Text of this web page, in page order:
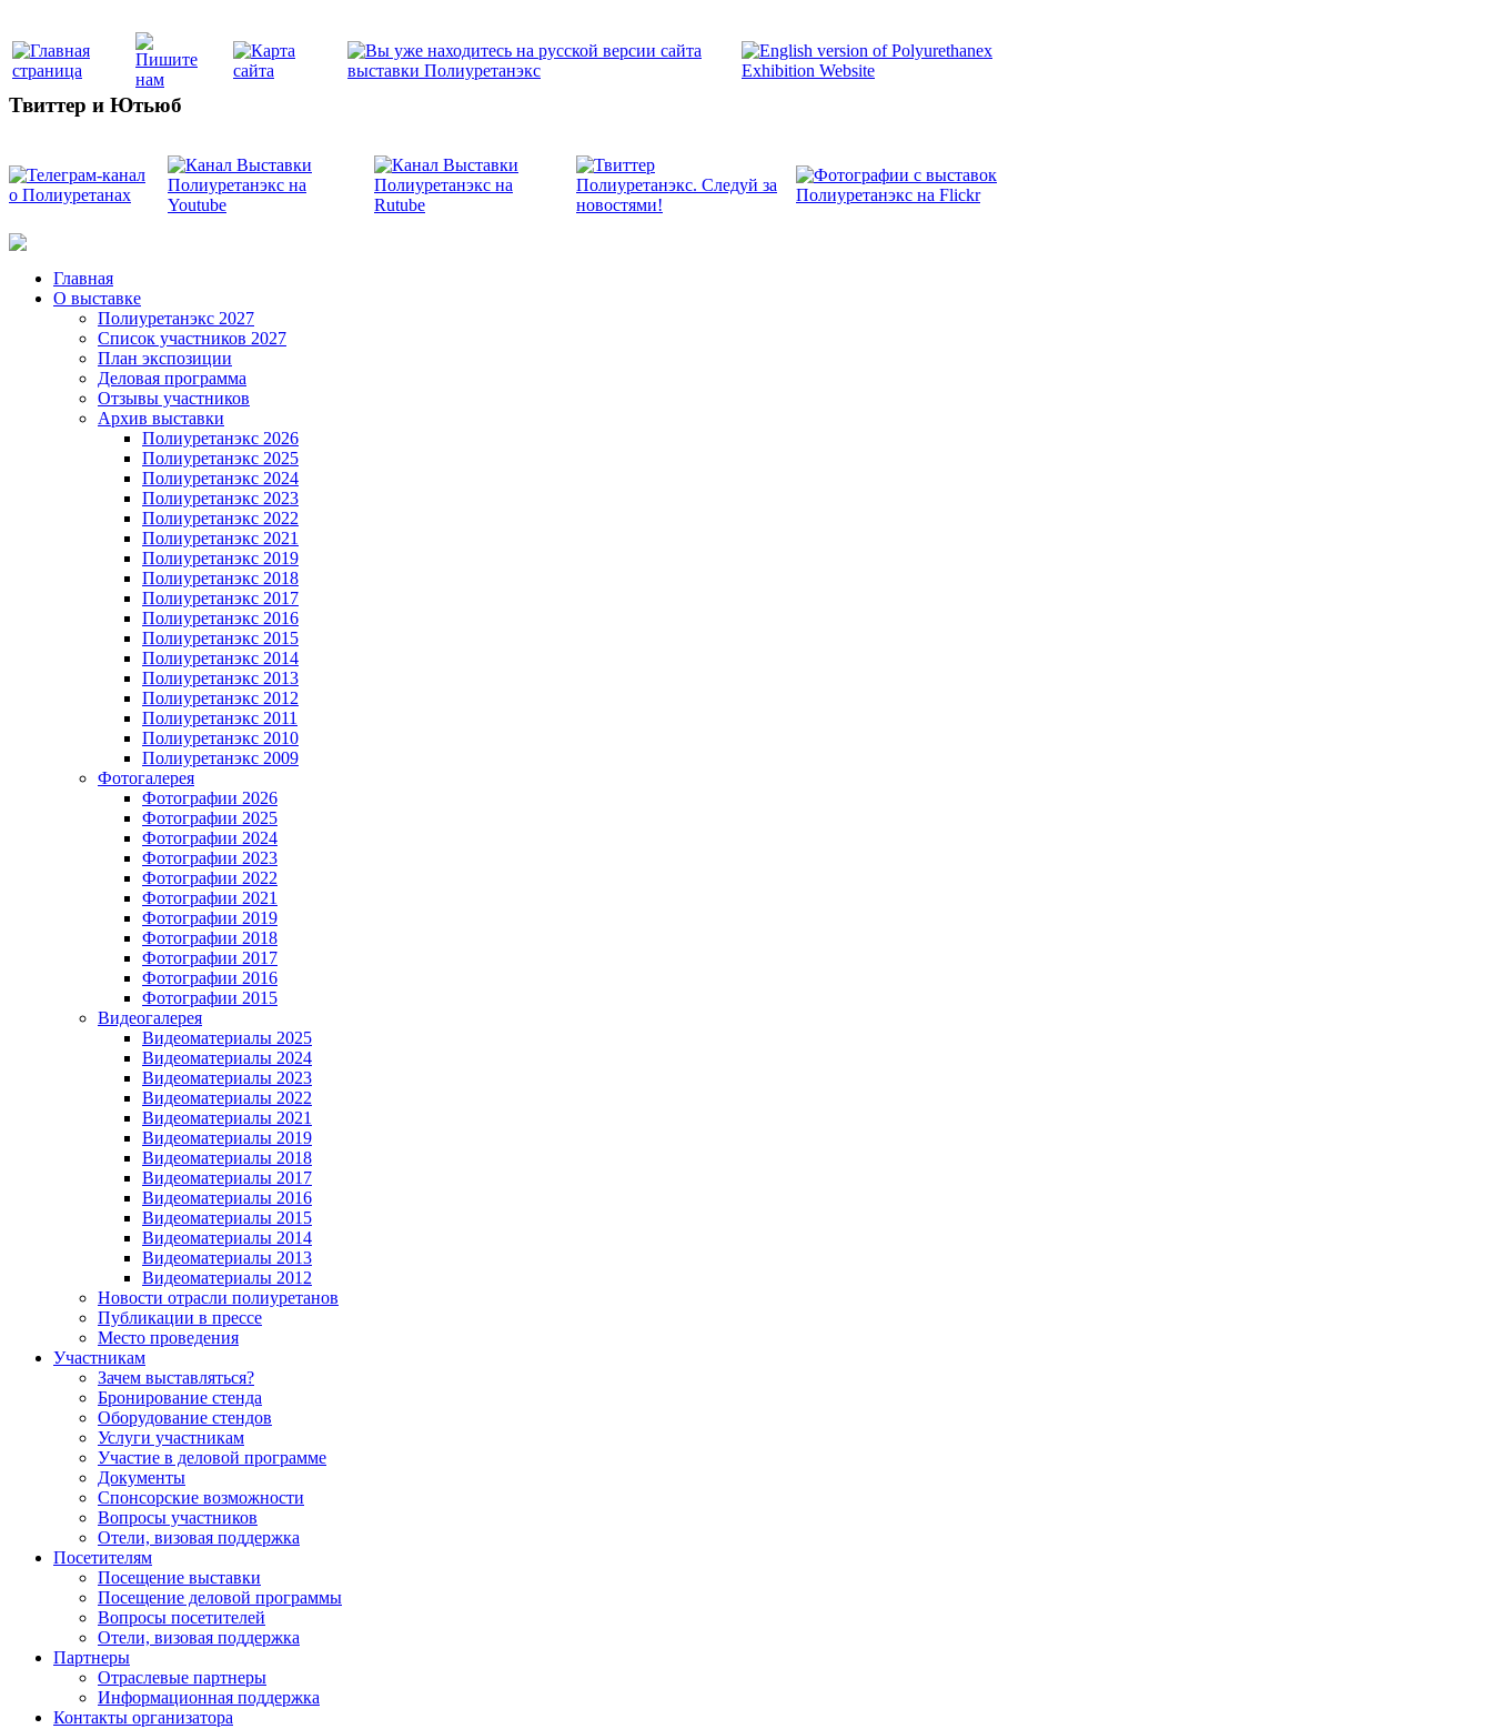
Твиттер и Ютьюб
Главная
О выставке
Полиуретанэкс 2027
Список участников 2027
План экспозиции
Деловая программа
Отзывы участников
Архив выставки
Полиуретанэкс 2026
Полиуретанэкс 2025
Полиуретанэкс 2024
Полиуретанэкс 2023
Полиуретанэкс 2022
Полиуретанэкс 2021
Полиуретанэкс 2019
Полиуретанэкс 2018
Полиуретанэкс 2017
Полиуретанэкс 2016
Полиуретанэкс 2015
Полиуретанэкс 2014
Полиуретанэкс 2013
Полиуретанэкс 2012
Полиуретанэкс 2011
Полиуретанэкс 2010
Полиуретанэкс 2009
Фотогалерея
Фотографии 2026
Фотографии 2025
Фотографии 2024
Фотографии 2023
Фотографии 2022
Фотографии 2021
Фотографии 2019
Фотографии 2018
Фотографии 2017
Фотографии 2016
Фотографии 2015
Видеогалерея
Видеоматериалы 2025
Видеоматериалы 2024
Видеоматериалы 2023
Видеоматериалы 2022
Видеоматериалы 2021
Видеоматериалы 2019
Видеоматериалы 2018
Видеоматериалы 2017
Видеоматериалы 2016
Видеоматериалы 2015
Видеоматериалы 2014
Видеоматериалы 2013
Видеоматериалы 2012
Новости отрасли полиуретанов
Публикации в прессе
Место проведения
Участникам
Зачем выставляться?
Бронирование стенда
Оборудование стендов
Услуги участникам
Участие в деловой программе
Документы
Спонсорские возможности
Вопросы участников
Отели, визовая поддержка
Посетителям
Посещение выставки
Посещение деловой программы
Вопросы посетителей
Отели, визовая поддержка
Партнеры
Отраслевые партнеры
Информационная поддержка
Контакты организатора